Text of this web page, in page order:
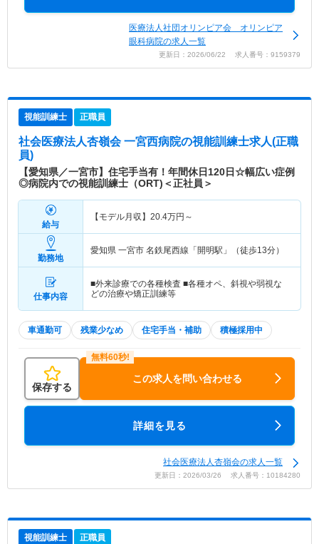
医療法人社団オリンピア会 オリンピア
眼科病院の求人一覧
更新日：2026/06/22 求人番号：9159379
視能訓練士 正職員
社会医療法人杏嶺会 一宮西病院の視能訓練士求人(正職
員)
【愛知県／一宮市】住宅手当有！年間休日120日☆幅広い症例
◎病院内での視能訓練士（ORT)＜正社員＞
給与
【モデル月収】 20.4万円～
勤務地
愛知県 一宮市 名鉄尾西線「開明駅」（徒歩13分）
仕事内容
■外来診療での各種検査 ■各種オペ、斜視や弱視な
どの治療や矯正訓練等
車通勤可 残業少なめ 住宅手当・補助 積極採用中
保存する
この求人を問い合わせる
詳細を見る
社会医療法人杏嶺会の求人一覧
更新日：2026/03/26 求人番号：10184280
視能訓練士 正職員